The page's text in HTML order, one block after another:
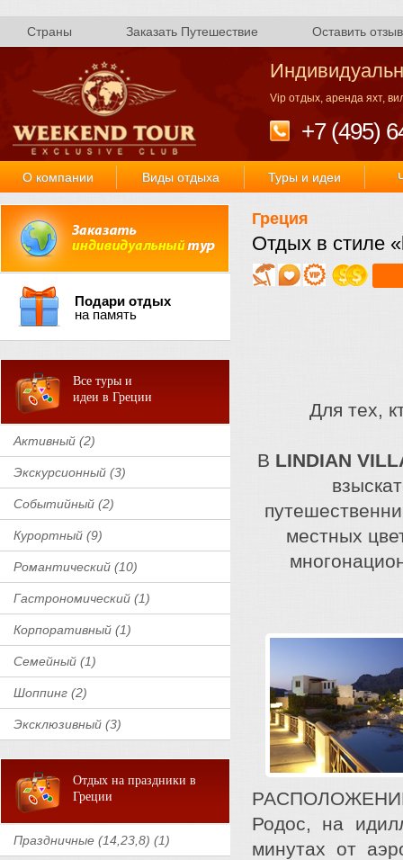
Страны Заказать Путешествие Оставить отзыв
Vip отдых, аренда яхт,
+7 (495)
О компании Виды отдыха Туры и идеи
Подари отдых
на память
Все туры и
идеи в Греции
Активный (2)
Экскурсионный (3)
Событийный (2)
Курортный (9)
Романтический (10)
Гастрономический (1)
Корпоративный (1)
Семейный (1)
Шоппинг (2)
Эксклюзивный (3)
Отдых на праздники в
Греции
Праздничные (14,23,8) (1)
Греция
Отдых в стиле
Для тех,
В LINDIAN
местных
Родос, на
минутах от